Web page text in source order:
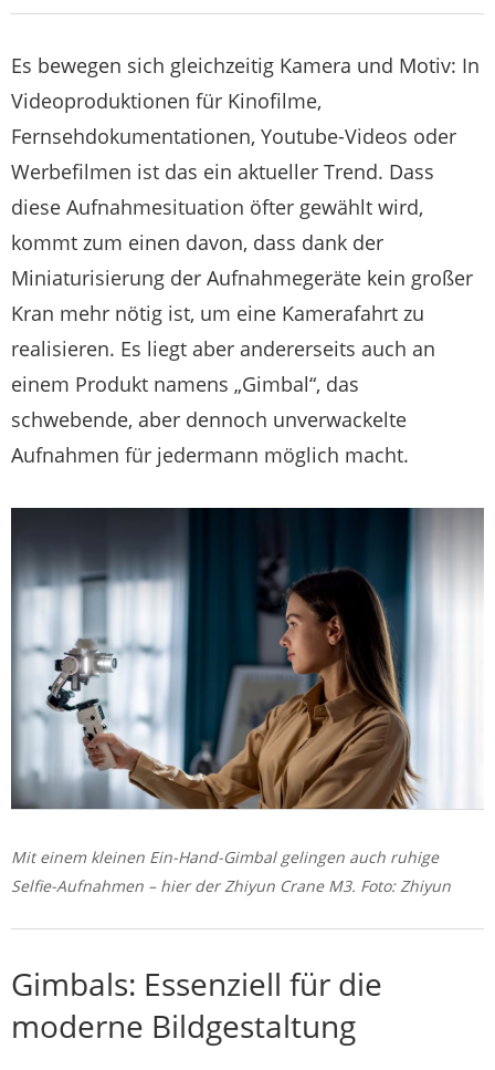
Es bewegen sich gleichzeitig Kamera und Motiv: In
Videoproduktionen für Kinofilme,
Fernsehdokumentationen, Youtube-Videos oder
Werbefilmen ist das ein aktueller Trend. Dass
diese Aufnahmesituation öfter gewählt wird,
kommt zum einen davon, dass dank der
Miniaturisierung der Aufnahmegeräte kein großer
Kran mehr nötig ist, um eine Kamerafahrt zu
realisieren. Es liegt aber andererseits auch an
einem Produkt namens „Gimbal“, das
schwebende, aber dennoch unverwackelte
Aufnahmen für jedermann möglich macht.
Mit einem kleinen Ein-Hand-Gimbal gelingen auch ruhige
Selfie-Aufnahmen – hier der Zhiyun Crane M3. Foto: Zhiyun
Gimbals: Essenziell für die
moderne Bildgestaltung